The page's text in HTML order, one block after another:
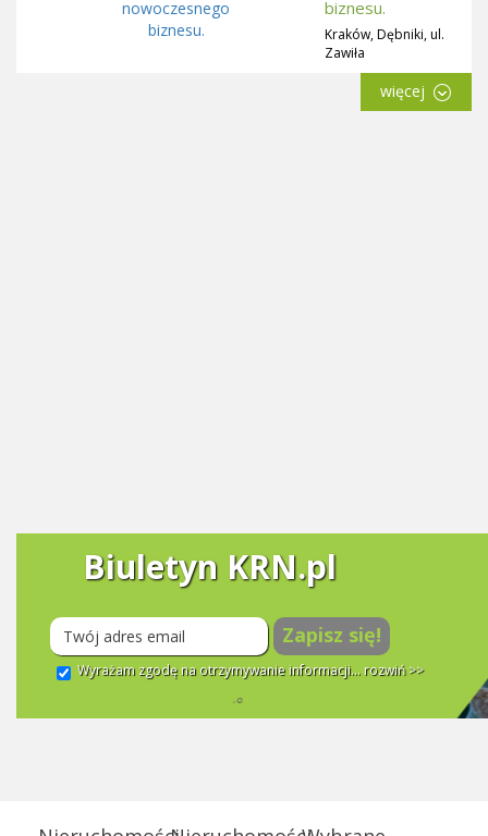
biznesu.
Kraków, Dębniki, ul.
Zawiła
więcej
Biuletyn KRN.pl
Zapisz się!
Wyrażam zgodę na otrzymywanie informacji... rozwiń >>